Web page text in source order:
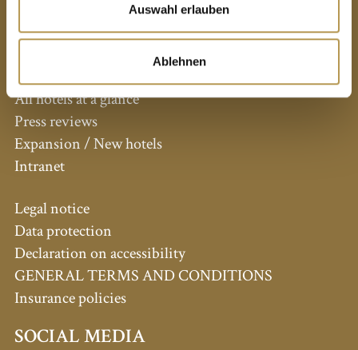
Auswahl erlauben
Ablehnen
PRIVATE HOTELS DR. LOHBECK
All hotels at a glance
Press reviews
Expansion / New hotels
Intranet
Legal notice
Data protection
Declaration on accessibility
GENERAL TERMS AND CONDITIONS
Insurance policies
SOCIAL MEDIA